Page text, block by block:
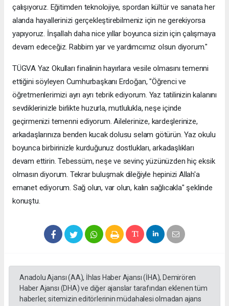
çalışıyoruz. Eğitimden teknolojiye, spordan kültür ve sanata her
alanda hayallerinizi gerçekleştirebilmeniz için ne gerekiyorsa
yapıyoruz. İnşallah daha nice yıllar boyunca sizin için çalışmaya
devam edeceğiz. Rabbim yar ve yardımcımız olsun diyorum."
TÜGVA Yaz Okulları finalinin hayırlara vesile olmasını temenni
ettiğini söyleyen Cumhurbaşkanı Erdoğan, "Öğrenci ve
öğretmenlerimizi ayrı ayrı tebrik ediyorum. Yaz tatilinizin kalanını
sevdiklerinizle birlikte huzurla, mutlulukla, neşe içinde
geçirmenizi temenni ediyorum. Ailelerinize, kardeşlerinize,
arkadaşlarınıza benden kucak dolusu selam götürün. Yaz okulu
boyunca birbirinizle kurduğunuz dostlukları, arkadaşlıkları
devam ettirin. Tebessüm, neşe ve sevinç yüzünüzden hiç eksik
olmasın diyorum. Tekrar buluşmak dileğiyle hepinizi Allah'a
emanet ediyorum. Sağ olun, var olun, kalın sağlıcakla" şeklinde
konuştu.
Anadolu Ajansı (AA), İhlas Haber Ajansı (İHA), Demirören
Haber Ajansı (DHA) ve diğer ajanslar tarafından eklenen tüm
haberler, sitemizin editörlerinin müdahalesi olmadan ajans